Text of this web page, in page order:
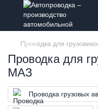
Проводка для
Проводка для
МАЗ
Проводка грузовых